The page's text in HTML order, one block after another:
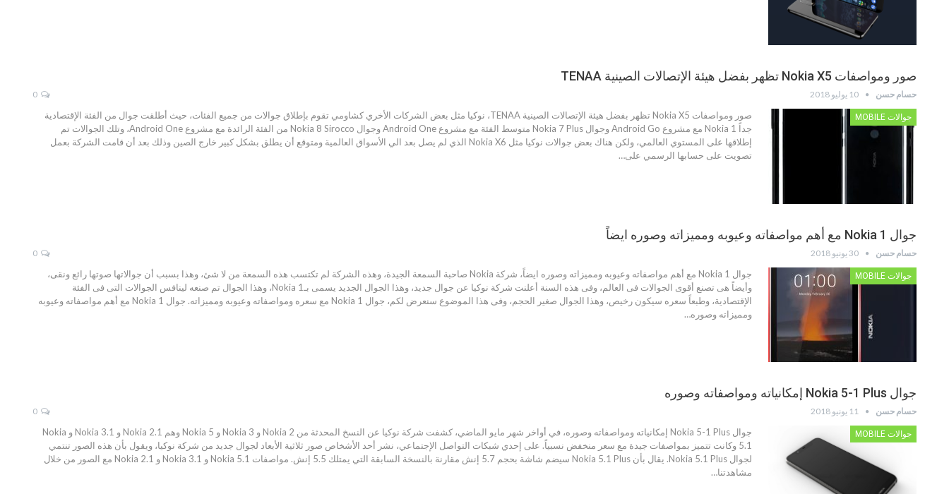
صور ومواصفات Nokia X5 تظهر بفضل هيئة الإتصالات الصينية TENAA
حسام حسن 10 يوليو 2018
جوالات MOBILE
صور ومواصفات Nokia X5 تظهر بفضل هيئة الإتصالات الصينية TENAA، نوكيا مثل بعض الشركات الأخري كشاومي تقوم بإطلاق جوالات من جميع الفئات، حيث أطلقت جوال من الفئة الإقتصادية
جداً Nokia 1 مع مشروع Android Go وجوال Nokia 7 Plus متوسط الفئة مع مشروع Android One وجوال Nokia 8 Sirocco من الفئة الرائدة مع مشروع Android One، وتلك الجوالات تم
إطلاقها على المستوي العالمي، ولكن هناك بعض جوالات نوكيا مثل Nokia X6 الذي لم يصل بعد الي الأسواق العالمية ومتوقع أن يطلق بشكل كبير خارج الصين وذلك بعد أن قامت الشركة بعمل
تصويت على حسابها الرسمي على…
جوال Nokia 1 مع أهم مواصفاته وعيوبه ومميزاته وصوره ايضاً
حسام حسن 30 يونيو 2018
جوالات MOBILE
جوال Nokia 1 مع أهم مواصفاته وعيوبه ومميزاته وصوره ايضاً، شركة Nokia صاحبة السمعة الجيدة، وهذه الشركة لم تكتسب هذه السمعة من لا شئ، وهذا بسبب أن جوالاتها صوتها رائع ونقى،
وأيضاً هى تصنع أقوى الجوالات فى العالم، وفى هذه السنة أعلنت شركة نوكيا عن جوال جديد، وهذا الجوال الجديد يسمى بـNokia 1، وهذا الجوال تم صنعه لينافس الجوالات التى فى الفئة
الإقتصادية، وطبعاً سعره سيكون رخيص، وهذا الجوال صغير الحجم، وفى هذا الموضوع سنعرض لكم، جوال Nokia 1 مع سعره ومواصفاته وعيوبه ومميزاته. جوال Nokia 1 مع أهم مواصفاته وعيوبه
ومميزاته وصوره…
جوال Nokia 5-1 Plus إمكانياته ومواصفاته وصوره
حسام حسن 11 يونيو 2018
جوالات MOBILE
جوال Nokia 5-1 Plus إمكانياته ومواصفاته وصوره، في أواخر شهر مايو الماضي، كشفت شركة نوكيا عن النسخ المحدثة من Nokia 2 و Nokia 3 و Nokia 5 وهم Nokia 2.1 و Nokia 3.1 و Nokia
5.1 وكانت تتميز بمواصفات جيدة مع سعر منخفض نسبياً. على إحدي شبكات التواصل الإجتماعي، نشر أحد الأشخاص صور ثلاثية الأبعاد لجوال جديد من شركة نوكيا، ويقول بأن هذه الصور تنتمي
لجوال Nokia 5.1 Plus. يقال بأن Nokia 5.1 Plus سيضم شاشة بحجم 5.7 إنش مقارنة بالنسخة السابقة التي يمتلك 5.5 إنش. مواصفات Nokia 5.1 و 3.1 Nokia و 2.1 Nokia مع الصور من خلال
مشاهدتنا…